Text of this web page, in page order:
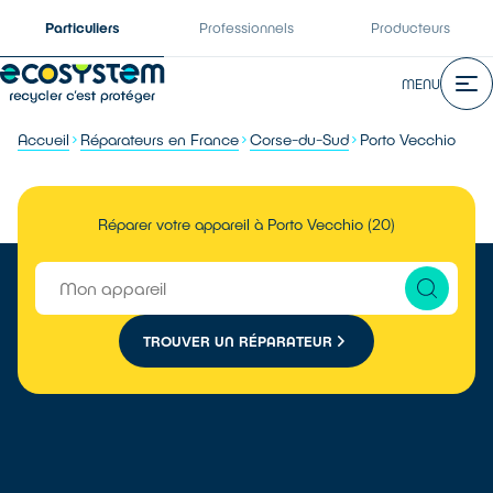
Particuliers Professionnels Producteurs
MENU
Accueil Réparateurs en France Corse-du-Sud Porto Vecchio
Réparer votre appareil à Porto Vecchio (20)
TROUVER UN RÉPARATEUR